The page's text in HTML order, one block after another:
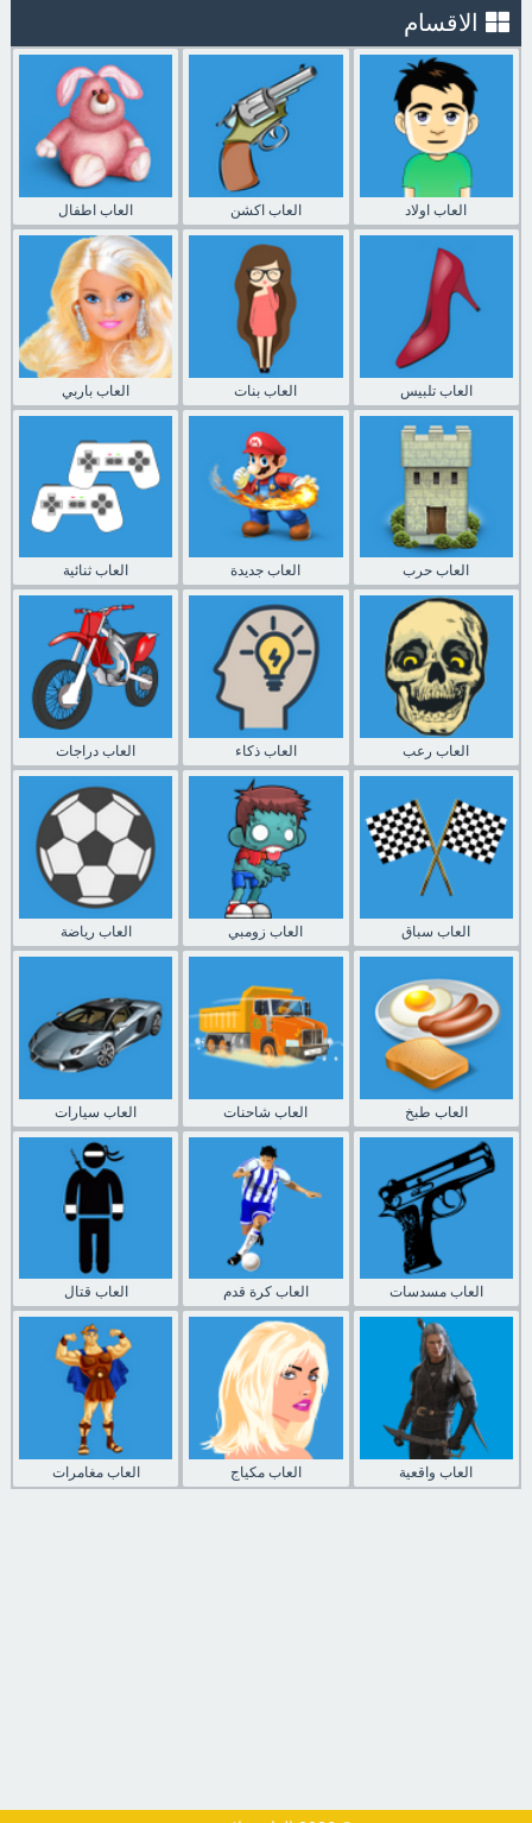
الاقسام
العاب اطفال العاب اكشن العاب اولاد
العاب باربي العاب بنات العاب تلبيس
العاب ثنائية العاب جديدة العاب حرب
العاب دراجات العاب ذكاء العاب رعب
العاب رياضة العاب زومبي العاب سباق
العاب سيارات العاب شاحنات العاب طبخ
العاب قتال العاب كرة قدم العاب مسدسات
العاب مغامرات العاب مكياج العاب واقعية